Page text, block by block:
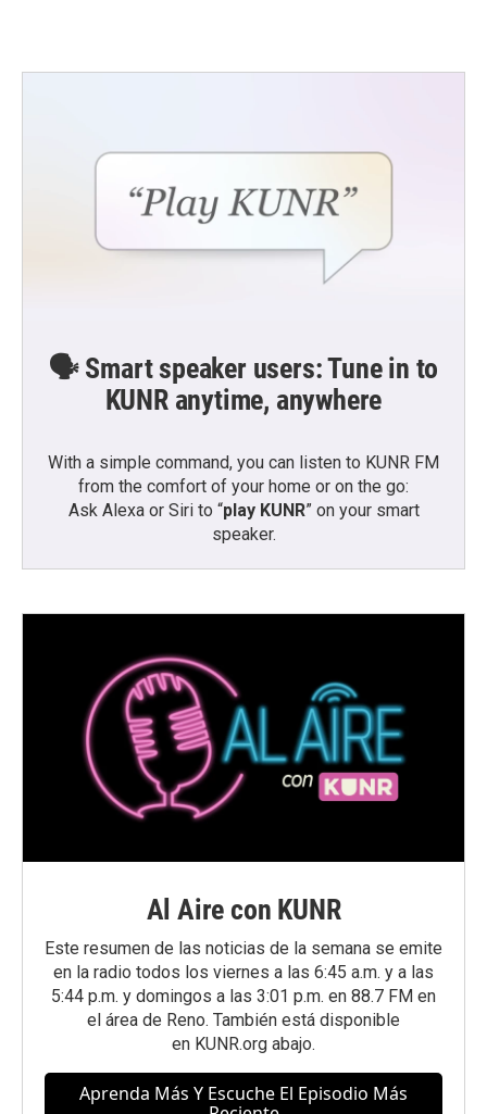
o
e
d
🗣️ Smart speaker users: Tune in to
KUNR anytime, anywhere
With a simple command, you can listen to KUNR FM
from the comfort of your home or on the go:
Ask Alexa or Siri to “play KUNR” on your smart
speaker.
Al Aire con KUNR
Este resumen de las noticias de la semana se emite
en la radio todos los viernes a las 6:45 a.m. y a las
5:44 p.m. y domingos a las 3:01 p.m. en 88.7 FM en
el área de Reno. También está disponible
en KUNR.org abajo.
Aprenda Más Y Escuche El Episodio Más